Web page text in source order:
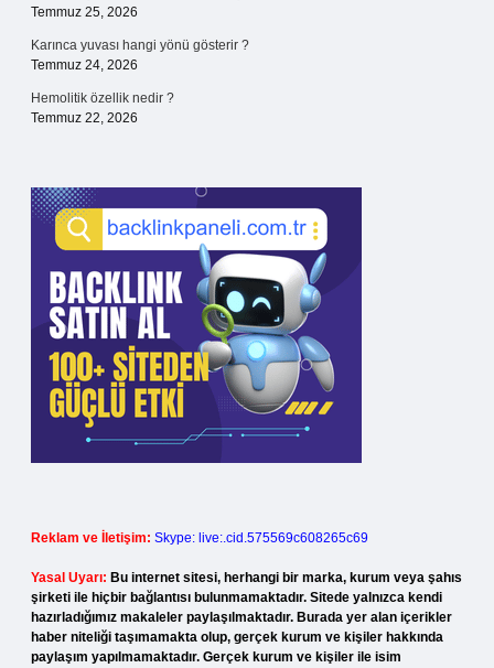
Temmuz 25, 2026
Karınca yuvası hangi yönü gösterir ?
Temmuz 24, 2026
Hemolitik özellik nedir ?
Temmuz 22, 2026
Reklam ve İletişim: Skype: live:.cid.575569c608265c69
Yasal Uyarı: Bu internet sitesi, herhangi bir marka, kurum veya şahıs
şirketi ile hiçbir bağlantısı bulunmamaktadır. Sitede yalnızca kendi
hazırladığımız makaleler paylaşılmaktadır. Burada yer alan içerikler
haber niteliği taşımamakta olup, gerçek kurum ve kişiler hakkında
paylaşım yapılmamaktadır. Gerçek kurum ve kişiler ile isim